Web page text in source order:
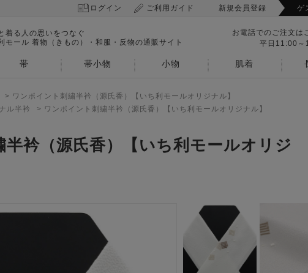
ログイン ご利用ガイド 新規会員登録 ゲ
着る人の思いをつなぐ
モール 着物（きもの）・和服・反物の通販サイト
お電話でのご注文は
平日11:00～
帯 帯小物 小物 肌着
> ワンポイント刺繍半衿（源氏香）【いち利モールオリジナル】
ル半衿 > ワンポイント刺繍半衿（源氏香）【いち利モールオリジナル】
衿（源氏香）【いち利モールオリジ